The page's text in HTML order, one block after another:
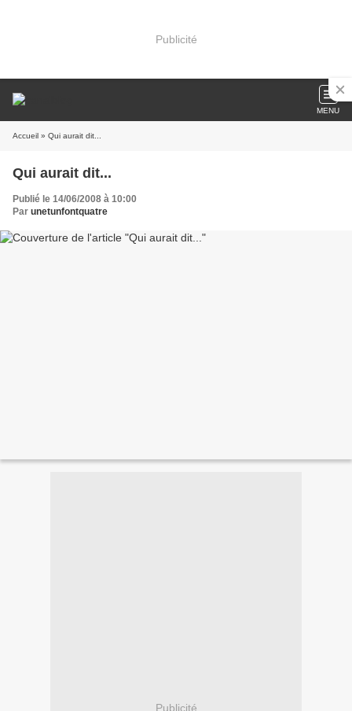
Publicité
MENU
Accueil » Qui aurait dit...
Qui aurait dit...
Publié le 14/06/2008 à 10:00
Par unetunfontquatre
Publicité